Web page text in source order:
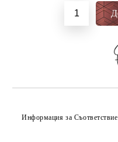
Информация за Съответствие